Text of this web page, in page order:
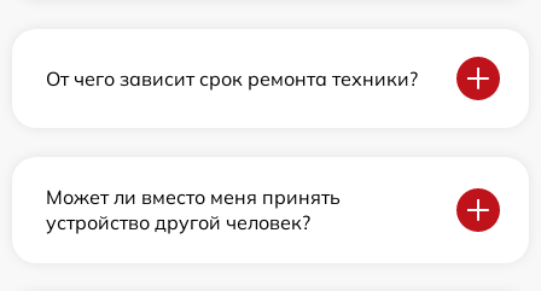
От чего зависит срок ремонта техники?
Может ли вместо меня принять
устройство другой человек?